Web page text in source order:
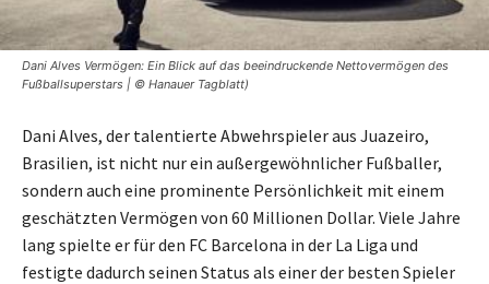
Dani Alves Vermögen: Ein Blick auf das beeindruckende Nettovermögen des
Fußballsuperstars | © Hanauer Tagblatt)
Dani Alves, der talentierte Abwehrspieler aus Juazeiro,
Brasilien, ist nicht nur ein außergewöhnlicher Fußballer,
sondern auch eine prominente Persönlichkeit mit einem
geschätzten Vermögen von 60 Millionen Dollar. Viele Jahre
lang spielte er für den FC Barcelona in der La Liga und
festigte dadurch seinen Status als einer der besten Spieler